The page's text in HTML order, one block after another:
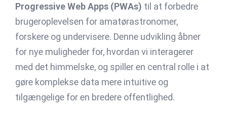
Progressive Web Apps (PWAs) til at forbedre
brugeroplevelsen for amatørastronomer,
forskere og undervisere. Denne udvikling åbner
for nye muligheder for, hvordan vi interagerer
med det himmelske, og spiller en central rolle i at
gøre komplekse data mere intuitive og
tilgængelige for en bredere offentlighed.